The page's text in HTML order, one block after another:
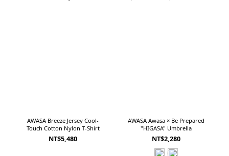
AWASA Breeze Jersey Cool-
Touch Cotton Nylon T-Shirt
NT$5,480
AWASA Awasa × Be Prepared
"HIGASA" Umbrella
NT$2,280